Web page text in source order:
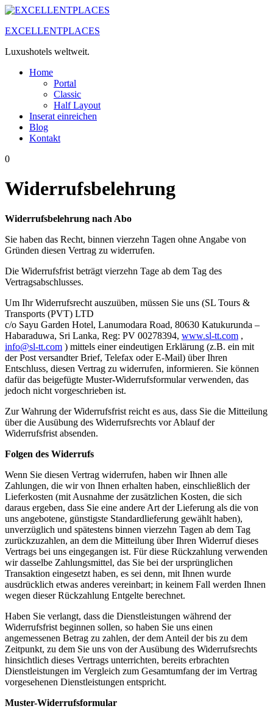
Zum
springen
EXCELLENTPLACES
Luxushotels weltweit.
Home
Portal
Classic
Half Layout
Inserat einreichen
Blog
Kontakt
0
Widerrufsbelehrung
Widerrufsbelehrung nach Abo
Sie haben das Recht, binnen vierzehn Tagen ohne Angabe von
Gründen diesen Vertrag zu widerrufen.
Die Widerrufsfrist beträgt vierzehn Tage ab dem Tag des
Vertragsabschlusses.
Um Ihr Widerrufsrecht auszuüben, müssen Sie uns (SL Tours &
Transports (PVT) LTD
c/o Sayu Garden Hotel, Lanumodara Road, 80630 Katukurunda –
Habaraduwa, Sri Lanka, Reg: PV 00278394, www.sl-tt.com ,
info@sl-tt.com ) mittels einer eindeutigen Erklärung (z.B. ein mit
der Post versandter Brief, Telefax oder E-Mail) über Ihren
Entschluss, diesen Vertrag zu widerrufen, informieren. Sie können
dafür das beigefügte Muster-Widerrufsformular verwenden, das
jedoch nicht vorgeschrieben ist.
Zur Wahrung der Widerrufsfrist reicht es aus, dass Sie die Mitteilung
über die Ausübung des Widerrufsrechts vor Ablauf der
Widerrufsfrist absenden.
Folgen des Widerrufs
Wenn Sie diesen Vertrag widerrufen, haben wir Ihnen alle
Zahlungen, die wir von Ihnen erhalten haben, einschließlich der
Lieferkosten (mit Ausnahme der zusätzlichen Kosten, die sich
daraus ergeben, dass Sie eine andere Art der Lieferung als die von
uns angebotene, günstigste Standardlieferung gewählt haben),
unverzüglich und spätestens binnen vierzehn Tagen ab dem Tag
zurückzuzahlen, an dem die Mitteilung über Ihren Widerruf dieses
Vertrags bei uns eingegangen ist. Für diese Rückzahlung verwenden
wir dasselbe Zahlungsmittel, das Sie bei der ursprünglichen
Transaktion eingesetzt haben, es sei denn, mit Ihnen wurde
ausdrücklich etwas anderes vereinbart; in keinem Fall werden Ihnen
wegen dieser Rückzahlung Entgelte berechnet.
Haben Sie verlangt, dass die Dienstleistungen während der
Widerrufsfrist beginnen sollen, so haben Sie uns einen
angemessenen Betrag zu zahlen, der dem Anteil der bis zu dem
Zeitpunkt, zu dem Sie uns von der Ausübung des Widerrufsrechts
hinsichtlich dieses Vertrags unterrichten, bereits erbrachten
Dienstleistungen im Vergleich zum Gesamtumfang der im Vertrag
vorgesehenen Dienstleistungen entspricht.
Muster-Widerrufsformular